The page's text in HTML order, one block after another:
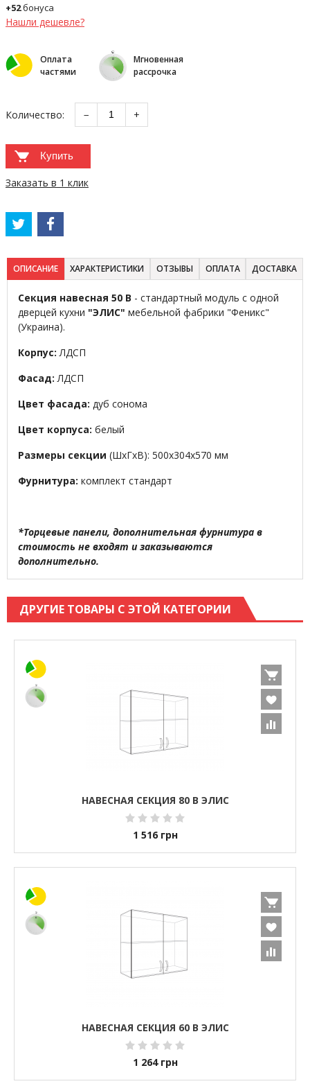
+52бонуса
Нашли дешевле?
Оплата
частями
Мгновенная
рассрочка
Количество: − +
Купить
Заказать в 1 клик
ОПИСАНИЕ ХАРАКТЕРИСТИКИ ОТЗЫВЫ ОПЛАТА ДОСТАВКА
Секция навесная 50 В - стандартный модуль с одной
дверцей кухни "ЭЛИС" мебельной фабрики "Феникс"
(Украина).
Корпус: ЛДСП
Фасад: ЛДСП
Цвет фасада: дуб сонома
Цвет корпуса: белый
Размеры секции (ШхГхВ): 500х304х570 мм
Фурнитура: комплект стандарт
*Торцевые панели, дополнительная фурнитура в
стоимость не входят и заказываются
дополнительно.
ДРУГИЕ ТОВАРЫ С ЭТОЙ КАТЕГОРИИ
НАВЕСНАЯ СЕКЦИЯ 80 В ЭЛИС
1 516 грн
НАВЕСНАЯ СЕКЦИЯ 60 В ЭЛИС
1 264 грн